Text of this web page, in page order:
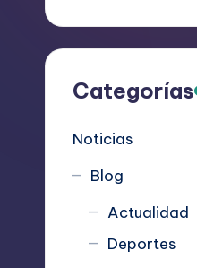
R
e
Categorías
Noticias
Blog
Actualidad
Deportes